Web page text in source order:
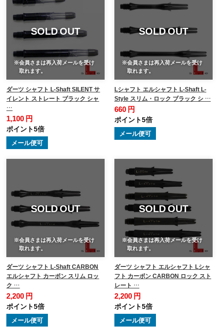
SOLD OUT
※会員さまは再入荷メールを受け
取れます。
ダーツ シャフト L-Shaft SILENT サ
イレント ストレート ブラック シャ
…
1,100 円
ポイント5倍
メール便可
SOLD OUT
※会員さまは再入荷メールを受け
取れます。
Lシャフト エルシャフト L-Shaft L-
Style スリム・ロック ブラック シ …
660 円
ポイント5倍
メール便可
SOLD OUT
※会員さまは再入荷メールを受け
取れます。
ダーツ シャフト L-Shaft CARBON
エルシャフト カーボン スリム ロッ
ク …
2,200 円
ポイント5倍
メール便可
SOLD OUT
※会員さまは再入荷メールを受け
取れます。
ダーツ シャフト エルシャフト Lシャ
フト カーボン CARBON ロック スト
レート …
2,200 円
ポイント5倍
メール便可